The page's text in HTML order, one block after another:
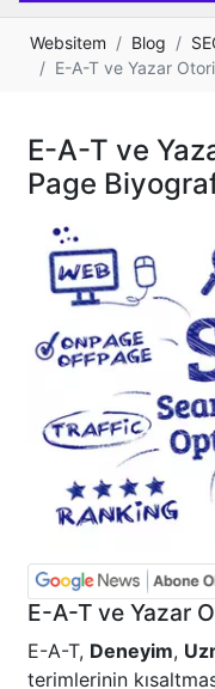
Websitem Blog
E-A-T ve Yazar
E-A-T ve
Page
E-A-T ve Yazar
E-A-T, Deneyim,
terimlerinin